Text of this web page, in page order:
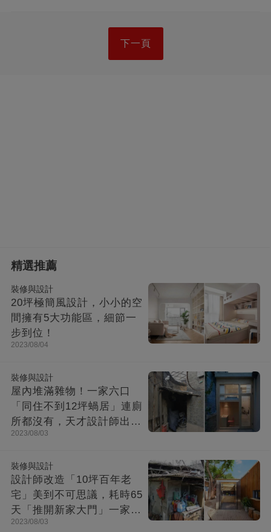
下一頁
精選推薦
裝修與設計
20坪極簡風設計，小小的空
間擁有5大功能區，細節一
步到位！
2023/08/04
裝修與設計
屋內堆滿雜物！一家六口
「同住不到12坪蝸居」連廁
所都沒有，天才設計師出馬
「打造功能齊全迷你房」成
2023/08/03
裝修與設計
設計師改造「10坪百年老
宅」美到不可思議，耗時65
天「推開新家大門」一家8
口哭了
2023/08/03